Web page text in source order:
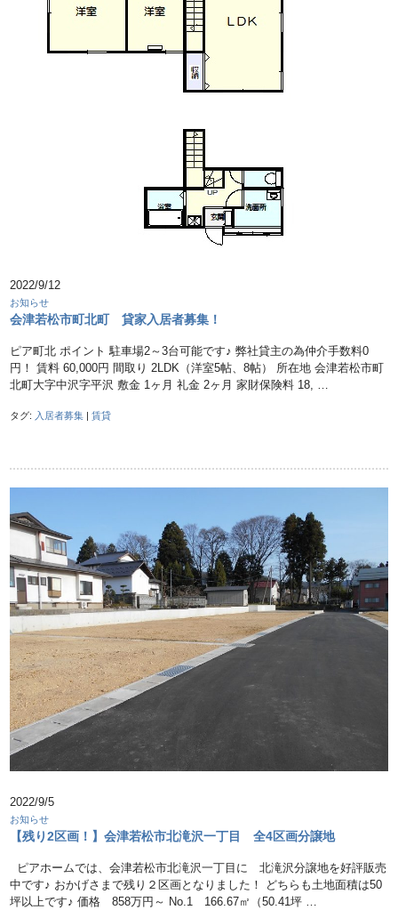
2022/9/12
お知らせ
会津若松市町北町 貸家入居者募集！
ピア町北 ポイント 駐車場2～3台可能です♪ 弊社貸主の為仲介手数料0
円！ 賃料 60,000円 間取り 2LDK（洋室5帖、8帖） 所在地 会津若松市町
北町大字中沢字平沢 敷金 1ヶ月 礼金 2ヶ月 家財保険料 18, …
タグ: 入居者募集 |賃貸
2022/9/5
お知らせ
【残り2区画！】会津若松市北滝沢一丁目 全4区画分譲地
ピアホームでは、会津若松市北滝沢一丁目に 北滝沢分譲地を好評販売
中です♪ おかげさまで残り２区画となりました！ どちらも土地面積は50
坪以上です♪ 価格 858万円～ No.1 166.67㎡（50.41坪 …